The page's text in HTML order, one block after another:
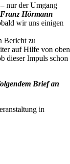
nur der Umgang
Franz Hörmann
wir uns einigen
Bericht zu
auf Hilfe von oben
dieser Impuls schon
Brief an
in